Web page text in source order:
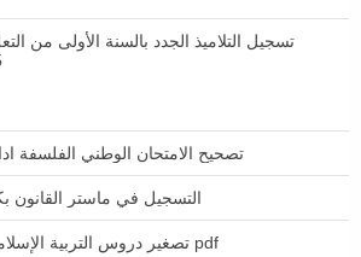
تسجيل التلاميذ الجدد بالسنة الأولى من
تصحيح الامتحان الوطني الفلسفة اداب
التسجيل في ماستر القانون بكلية
تصغير دروس التربية الإسلامية ثانية باك pdf